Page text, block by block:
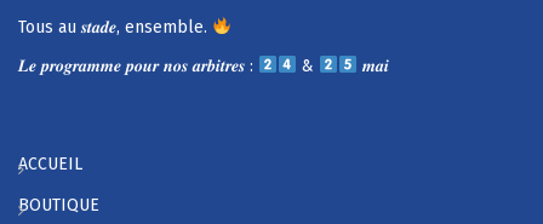
Tous au 𝒔𝒕𝒂𝒅𝒆, ensemble.
𝑳𝒆 𝒑𝒓𝒐𝒈𝒓𝒂𝒎𝒎𝒆 𝒑𝒐𝒖𝒓 𝒏𝒐𝒔 𝒂𝒓𝒃𝒊𝒕𝒓𝒆𝒔 :
& 𝒎𝒂𝒊
ACCUEIL
BOUTIQUE